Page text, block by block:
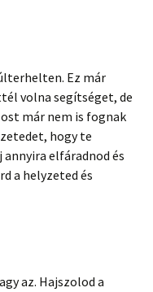
Ez már
volna segítséget, de
már nem is fognak
hogy te
annyira elfáradnod és
a helyzeted és
az. Hajszolod a